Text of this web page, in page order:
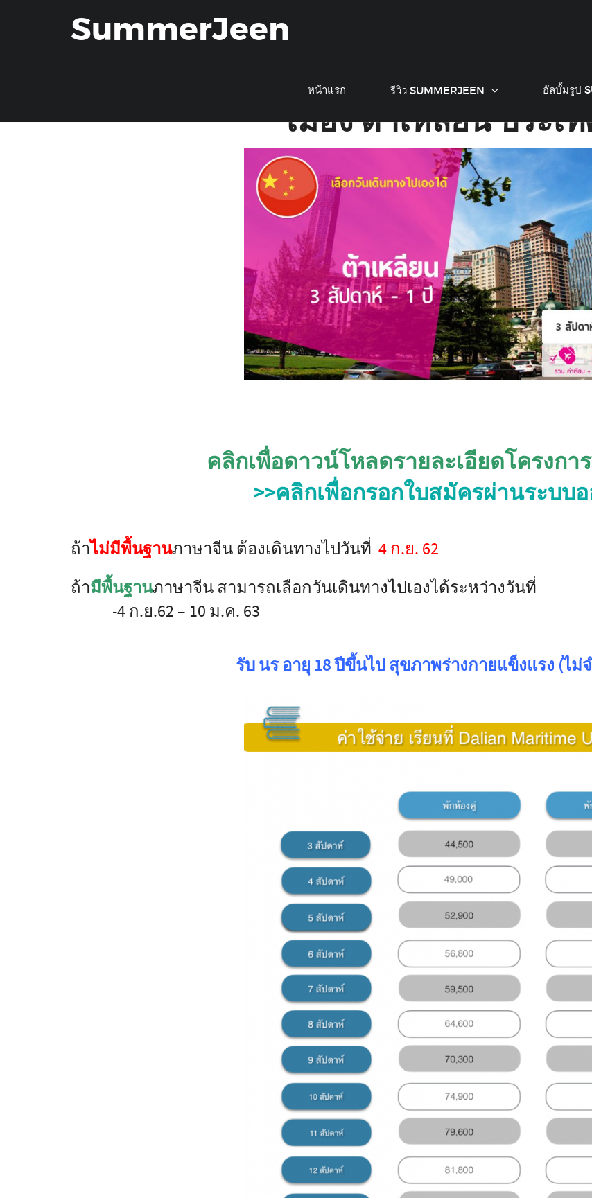
SummerJeen
หน้าแรก รีวิว SUMMERJEEN อัลบั้มรูป
หลักสูตรภาษาจีนที่
เลือกเรียนได้
Dalian Maritime
เมืองต้าเหลียนประเ
คลิกเพื่อดาวน์โหลดรายละเอียดโครงกา
>>คลิกเพื่อกรอกใบสมัครผ่านระบบ
ถ้าไม่มีพื้นฐานภาษาจีน ต้องเดินทางไปวันที่ 4 ก.ย. 62
ถ้ามีพื้นฐานภาษาจีน สามารถเลือกวันเดินทางไปเองได้ระหว่างวันที่
-4 ก.ย.62 – 10 ม.ค. 63
รับนรอายุ 18ปีขึ้นไปสุขภาพร่างกายแข็งแรง (ไม่